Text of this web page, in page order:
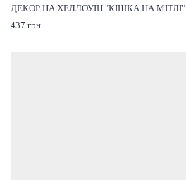
ДЕКОР НА ХЕЛЛОУЇН "КІШКА НА МІТЛІ"
437 грн